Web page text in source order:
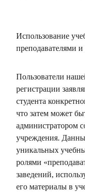
Использование
преподавателями и
Пользователи
регистрации
студента
что затем может
администратором
учреждения.
уникальных
ролями
заведений,
его материалы в